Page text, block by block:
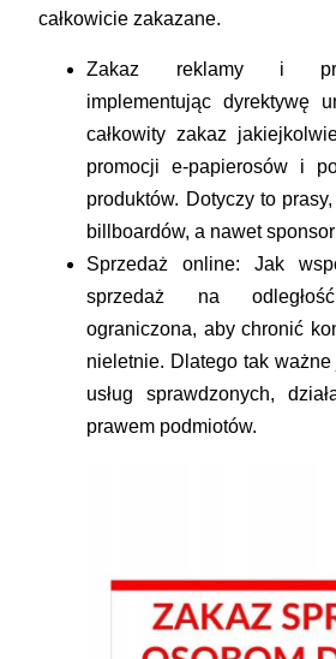
całkowicie zakazane.
Zakaz reklamy i
implementując dyrektywę
całkowity zakaz
promocji e-papierosów i
produktów. Dotyczy to
billboardów, a nawet
Sprzedaż online: Jak
sprzedaż na
ograniczona, aby chronić
nieletnie. Dlatego tak
usług sprawdzonych,
prawem podmiotów.